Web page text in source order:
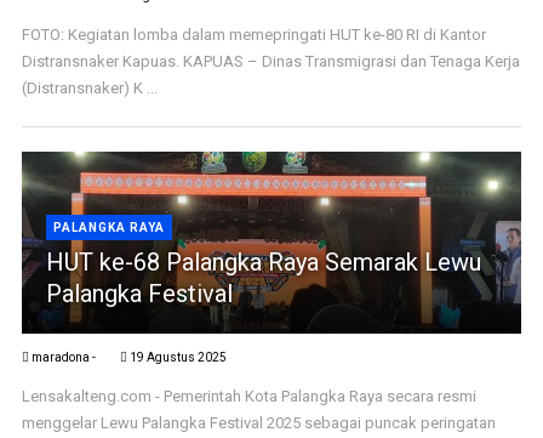
FOTO: Kegiatan lomba dalam memepringati HUT ke-80 RI di Kantor
Distransnaker Kapuas. KAPUAS – Dinas Transmigrasi dan Tenaga Kerja
(Distransnaker) K ...
PALANGKA RAYA
HUT ke-68 Palangka Raya Semarak Lewu
Palangka Festival
maradona - 19 Agustus 2025
Lensakalteng.com - Pemerintah Kota Palangka Raya secara resmi
menggelar Lewu Palangka Festival 2025 sebagai puncak peringatan